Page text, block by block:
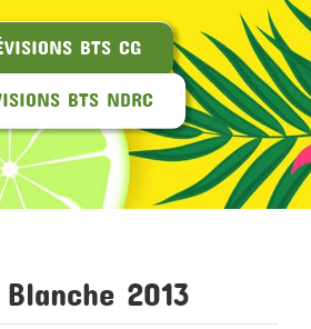
BTS CG
BTS NDRC
2013